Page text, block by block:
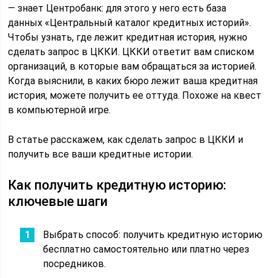
— знает Центробанк: для этого у него есть база
данных «Центральный каталог кредитных историй».
Чтобы узнать, где лежит кредитная история, нужно
сделать запрос в ЦККИ. ЦККИ ответит вам списком
организаций, в которые вам обращаться за историей.
Когда выяснили, в каких бюро лежит ваша кредитная
история, можете получить ее оттуда. Похоже на квест
в компьютерной игре.
В статье расскажем, как сделать запрос в ЦККИ и
получить все ваши кредитные истории.
Как получить кредитную историю:
ключевые шаги
Выбрать способ: получить кредитную историю
бесплатно самостоятельно или платно через
посредников.